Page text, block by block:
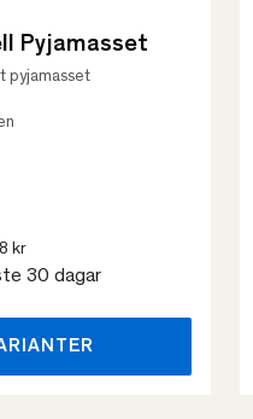
Pyjamasset
pyjamasset
kr
30 dagar